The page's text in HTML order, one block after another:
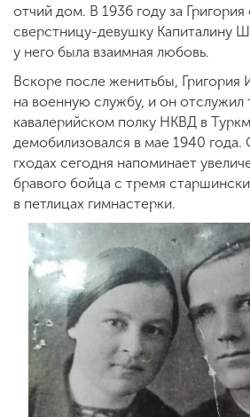
отчий дом. В 1936 году за Григория
сверстницу-девушку Капиталину
у него была взаимная любовь.
Вскоре после женитьбы, Григория
на военную службу, и он отслужил
кавалерийском полку НКВД в
демобилизовался в мае 1940
гходах сегодня напоминает
бравого бойца с тремя
в петлицах гимнастерки.